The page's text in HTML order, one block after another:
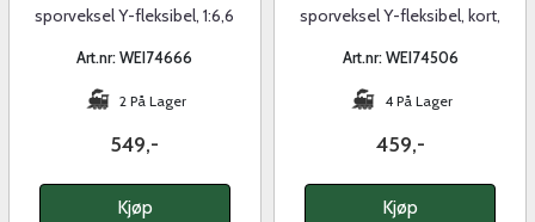
sporveksel Y-fleksibel, 1:6,6
Art.nr: WEI74666
2 På Lager
549,-
Kjøp
sporveksel Y-fleksibel, kort,
Art.nr: WEI74506
4 På Lager
459,-
Kjøp